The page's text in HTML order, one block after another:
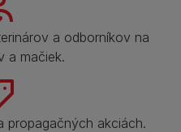
a odborníkov na
a mačiek.
propagačných akciách.